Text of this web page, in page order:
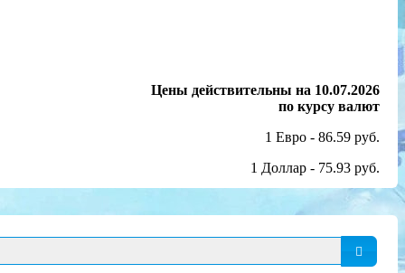
Цены действительны на 10.07.2026
по курсу валют
1 Евро - 86.59 руб.
1 Доллар - 75.93 руб.